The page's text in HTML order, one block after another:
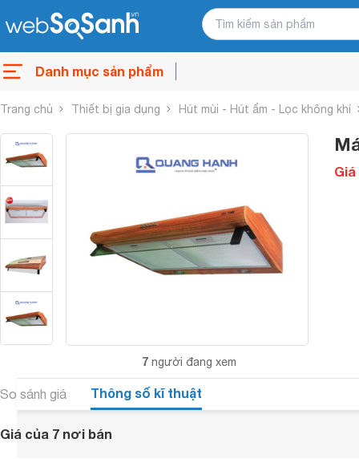
Danh mục sản phẩm
Trang chủ Thiết bị gia dụng Hút mùi - Hút ẩm - Lọc không khí
7 người đang xem
Giá
So sánh giá Thông số kĩ thuật
Giá của 7 nơi bán